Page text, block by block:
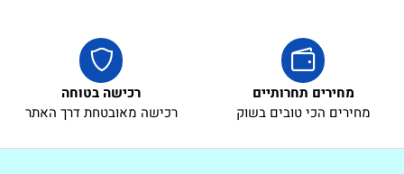
מחירים תחרותיים
מחירים הכי טובים בשוק
רכישה בטוחה
רכישה מאובטחת דרך האתר